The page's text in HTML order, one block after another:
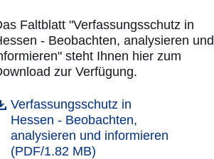
Faltblatt "Verfassungsschutz in
- Beobachten, analysieren und
steht Ihnen hier zum
zur Verfügung.
Verfassungsschutz in
Hessen - Beobachten,
analysieren und informieren
(PDF/1.82 MB)
sich in einem neuen Fenster